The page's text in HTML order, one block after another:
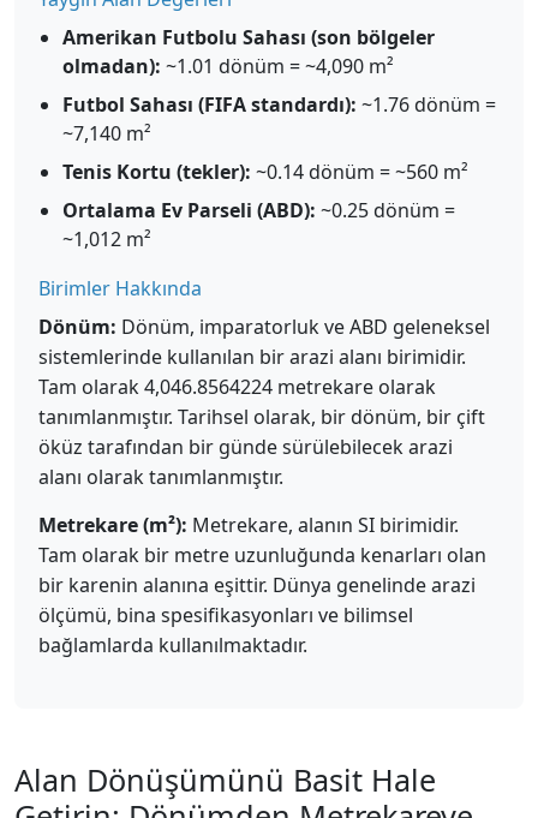
Amerikan Futbolu Sahası (son bölgeler
olmadan): ~1.01 dönüm = ~4,090 m²
Futbol Sahası (FIFA standardı): ~1.76 dönüm =
~7,140 m²
Tenis Kortu (tekler): ~0.14 dönüm = ~560 m²
Ortalama Ev Parseli (ABD): ~0.25 dönüm =
~1,012 m²
Birimler Hakkında
Dönüm: Dönüm, imparatorluk ve ABD geleneksel
sistemlerinde kullanılan bir arazi alanı birimidir.
Tam olarak 4,046.8564224 metrekare olarak
tanımlanmıştır. Tarihsel olarak, bir dönüm, bir çift
öküz tarafından bir günde sürülebilecek arazi
alanı olarak tanımlanmıştır.
Metrekare (m²): Metrekare, alanın SI birimidir.
Tam olarak bir metre uzunluğunda kenarları olan
bir karenin alanına eşittir. Dünya genelinde arazi
ölçümü, bina spesifikasyonları ve bilimsel
bağlamlarda kullanılmaktadır.
Alan Dönüşümünü Basit Hale